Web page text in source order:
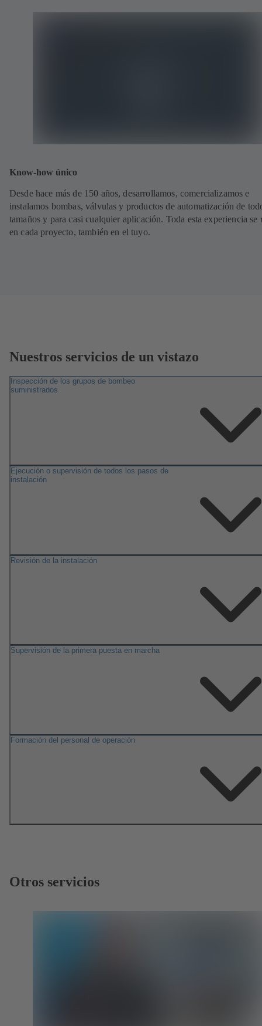
Know-how único
Desde hace más de 150 años, desarrollamos, comercializamos e
instalamos bombas, válvulas y productos de automatización de
tamaños y para casi cualquier aplicación. Toda esta experiencia se
en cada proyecto, también en el tuyo.
Nuestros servicios de un vistazo
Inspección de los grupos de bombeo
suministrados
Ejecución o supervisión de todos los pasos de
instalación
Revisión de la instalación
Supervisión de la primera puesta en marcha
Formación del personal de operación
Otros servicios